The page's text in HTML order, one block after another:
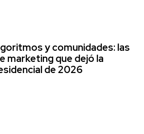
y comunidades: las
marketing que dejó la
de 2026